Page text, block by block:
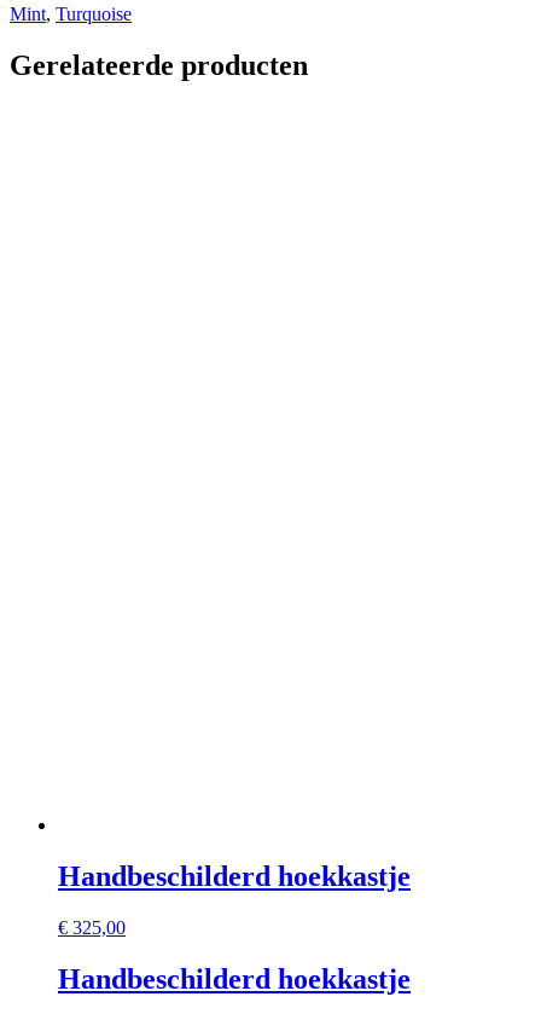
Mint, Turquoise
Gerelateerde producten
Handbeschilderd hoekkastje
€ 325,00
Handbeschilderd hoekkastje